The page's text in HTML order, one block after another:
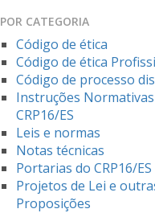
POR CATEGORIA
Código de ética
Código de ética
Código de processo
Instruções
CRP16/ES
Leis e normas
Notas técnicas
Portarias do CRP16/ES
Projetos de Lei e
Proposições